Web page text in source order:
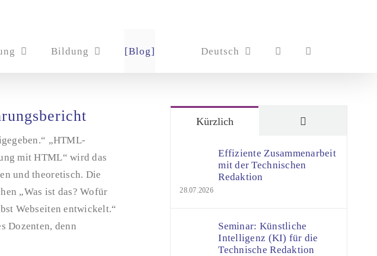
Bildung [Blog] Deutsch
„HTML-
mit HTML“ wird das
und theoretisch. Die
„Was ist das? Wofür
Webseiten entwickelt.“
Dozenten, denn
Kürzlich
Effiziente Zusammenarbeit
mit der Technischen
Redaktion
28.07.2026
Seminar: Künstliche
Intelligenz (KI) für die
Technische Redaktion